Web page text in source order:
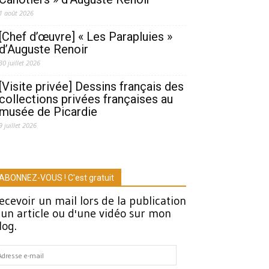
1 août 2026
[Chef d’œuvre] « Les Parapluies »
d’Auguste Renoir
juillet 2026
[Visite privée] Dessins français des
collections privées françaises au
musée de Picardie
juillet 2026
VOUS ! C'est gratuit
un mail lors de la publication
article ou d'une vidéo sur mon